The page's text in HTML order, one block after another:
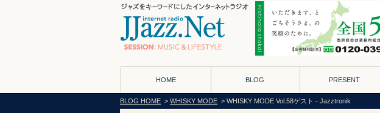
HOME BLOG PRESENT
BLOG HOME > WHISKY MODE > WHISKY MODE Vol.58ゲスト - Jazztronik